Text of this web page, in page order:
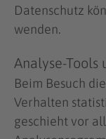
Datenschutz
wenden.
Analyse-Tools
Beim Besuch
Verhalten
geschieht vor